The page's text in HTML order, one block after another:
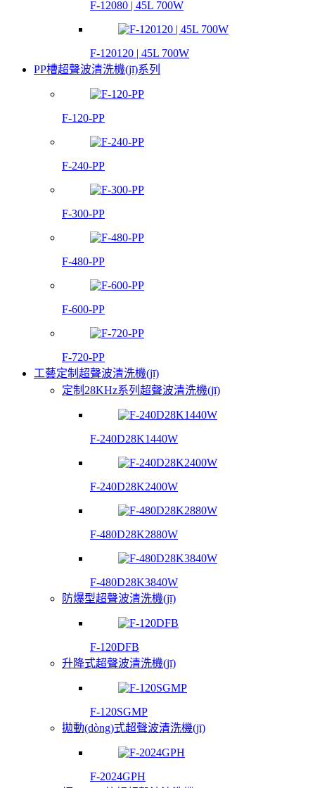
F-12080 | 45L 700W
F-120120 | 45L 700W
PP槽超聲波清洗機(jī)系列
F-120-PP
F-240-PP
F-300-PP
F-480-PP
F-600-PP
F-720-PP
工藝定制超聲波清洗機(jī)
定制28KHz系列超聲波清洗機(jī)
F-240D28K1440W
F-240D28K2400W
F-480D28K2880W
F-480D28K3840W
防爆型超聲波清洗機(jī)
F-120DFB
升降式超聲波清洗機(jī)
F-120SGMP
拋動(dòng)式超聲波清洗機(jī)
F-2024GPH